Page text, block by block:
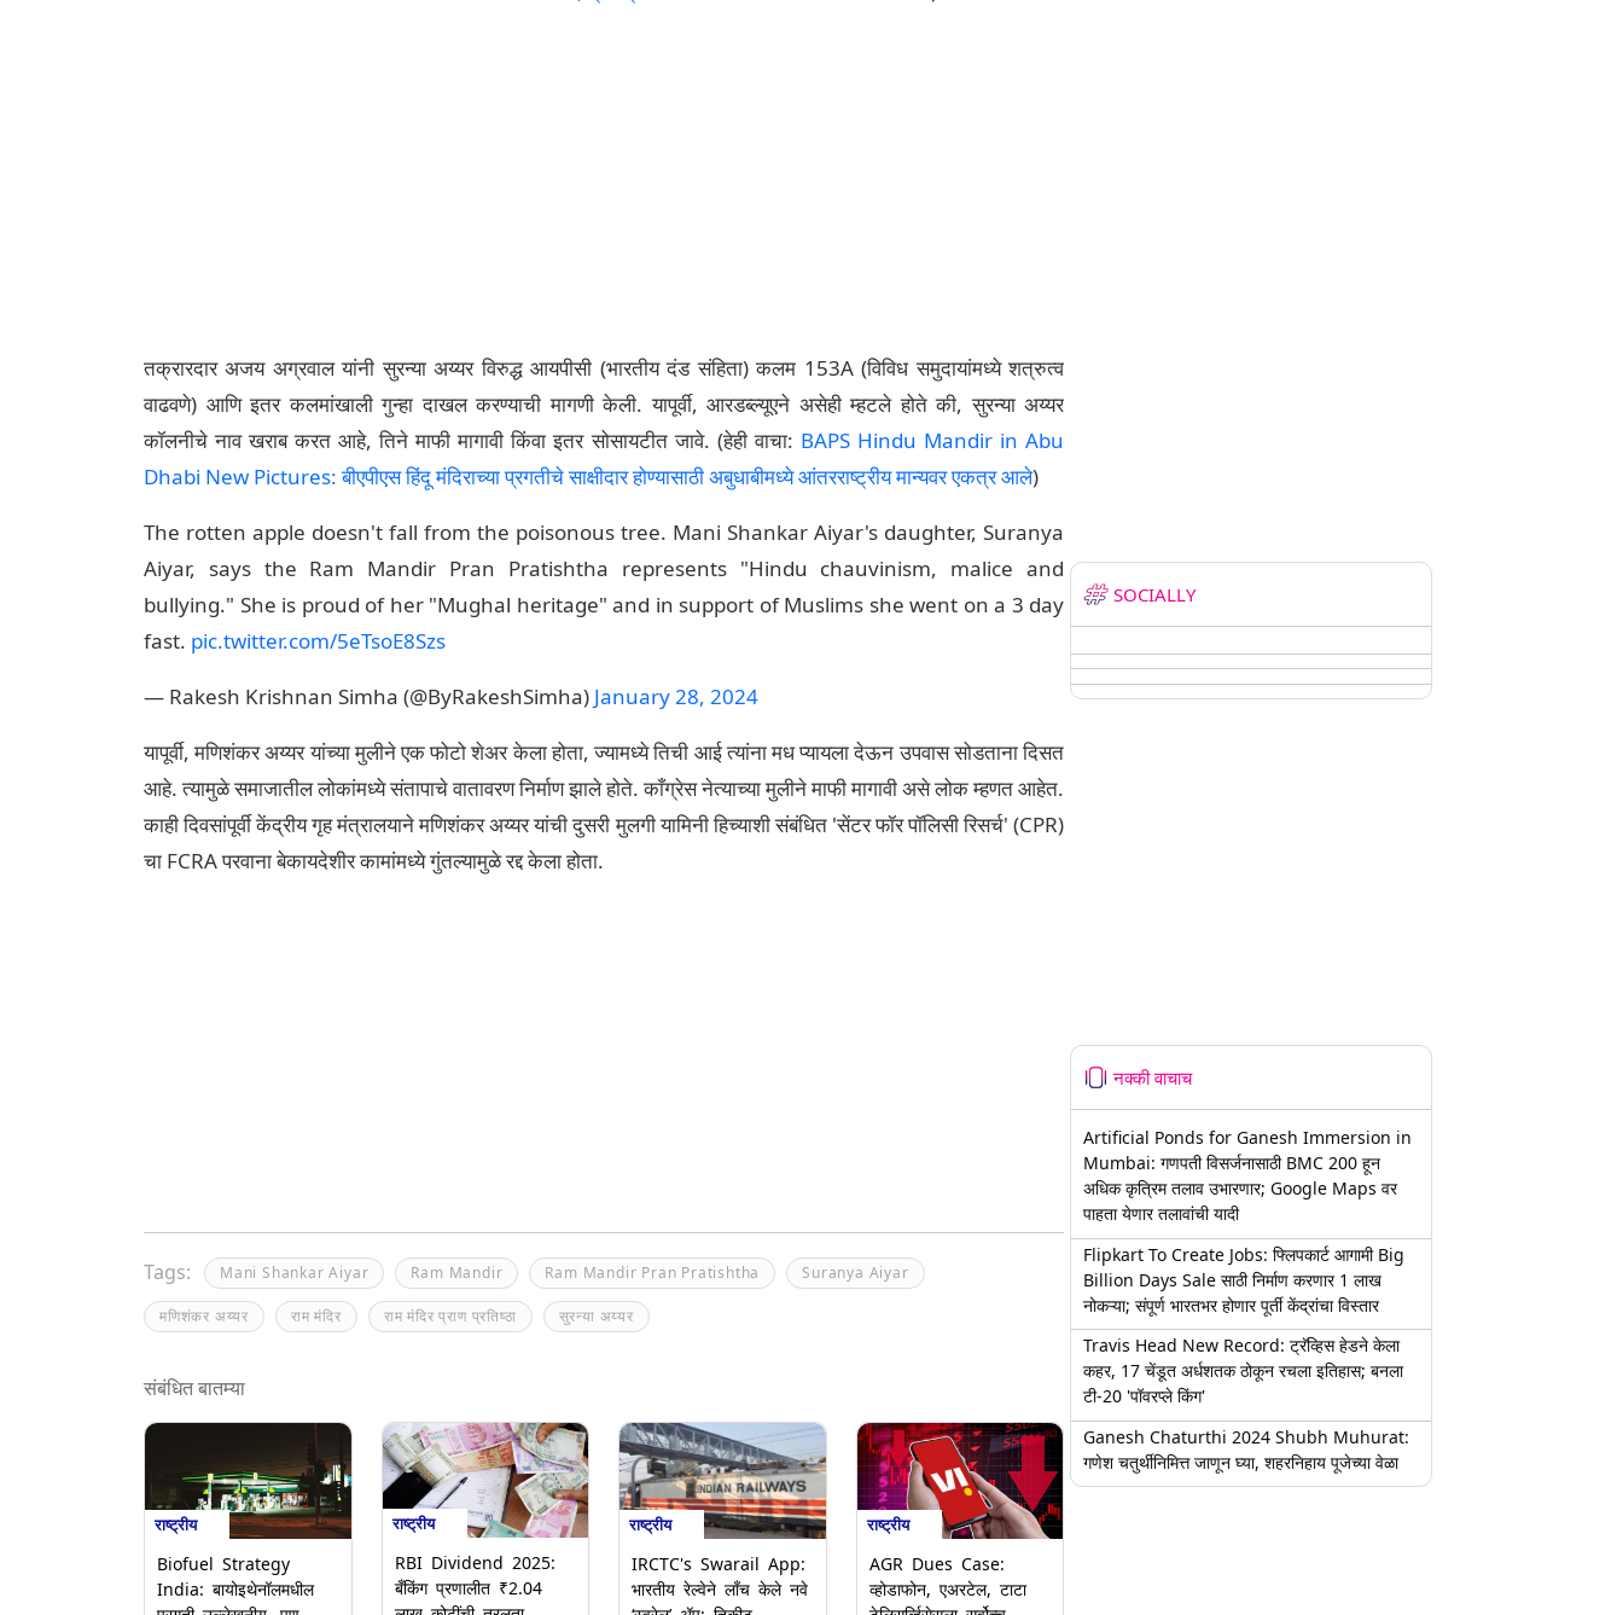
तक्रारदार अजय अग्रवाल यांनी सुरन्या अय्यर विरुद्ध आयपीसी (भारतीय दंड संहिता) कलम 153A (विविध समुदायांमध्ये शत्रुत्व
वाढवणे) आणि इतर कलमांखाली गुन्हा दाखल करण्याची मागणी केली. यापूर्वी, आरडब्ल्यूएने असेही म्हटले होते की, सुरन्या अय्यर
कॉलनीचे नाव खराब करत आहे, तिने माफी मागावी किंवा इतर सोसायटीत जावे. (हेही वाचा: BAPS Hindu Mandir in Abu
Dhabi New Pictures: बीएपीएस हिंदू मंदिराच्या प्रगतीचे साक्षीदार होण्यासाठी अबुधाबीमध्ये आंतरराष्ट्रीय मान्यवर एकत्र आले)
The rotten apple doesn't fall from the poisonous tree. Mani Shankar Aiyar's daughter, Suranya
Aiyar, says the Ram Mandir Pran Pratishtha represents "Hindu chauvinism, malice and
bullying." She is proud of her "Mughal heritage" and in support of Muslims she went on a 3 day
fast. pic.twitter.com/5eTsoE8Szs
— Rakesh Krishnan Simha (@ByRakeshSimha) January 28, 2024
यापूर्वी, मणिशंकर अय्यर यांच्या मुलीने एक फोटो शेअर केला होता, ज्यामध्ये तिची आई त्यांना मध प्यायला देऊन उपवास सोडताना दिसत
आहे. त्यामुळे समाजातील लोकांमध्ये संतापाचे वातावरण निर्माण झाले होते. काँग्रेस नेत्याच्या मुलीने माफी मागावी असे लोक म्हणत आहेत.
काही दिवसांपूर्वी केंद्रीय गृह मंत्रालयाने मणिशंकर अय्यर यांची दुसरी मुलगी यामिनी हिच्याशी संबंधित 'सेंटर फॉर पॉलिसी रिसर्च' (CPR)
चा FCRA परवाना बेकायदेशीर कामांमध्ये गुंतल्यामुळे रद्द केला होता.
Tags: Mani Shankar Aiyar Ram Mandir Ram Mandir Pran Pratishtha Suranya Aiyar
मणिशंकर अय्यर राम मंदिर राम मंदिर प्राण प्रतिष्ठा सुरन्या अय्यर
संबंधित बातम्या
राष्ट्रीय
Biofuel Strategy
India: बायोइथेनॉलमधील
राष्ट्रीय
RBI Dividend 2025:
बँकिंग प्रणालीत ₹2.04
राष्ट्रीय
IRCTC's Swarail App:
भारतीय रेल्वेने लाँच केले नवे
राष्ट्रीय
AGR Dues Case:
व्होडाफोन, एअरटेल, टाटा
SOCIALLY
नक्की वाचाच
Artificial Ponds for Ganesh Immersion in
Mumbai: गणपती विसर्जनासाठी BMC 200 हून
अधिक कृत्रिम तलाव उभारणार; Google Maps वर
पाहता येणार तलावांची यादी
Flipkart To Create Jobs: फ्लिपकार्ट आगामी Big
Billion Days Sale साठी निर्माण करणार 1 लाख
नोकऱ्या; संपूर्ण भारतभर होणार पूर्ती केंद्रांचा विस्तार
Travis Head New Record: ट्रॅव्हिस हेडने केला
कहर, 17 चेंडूत अर्धशतक ठोकून रचला इतिहास; बनला
टी-20 'पॉवरप्ले किंग'
Ganesh Chaturthi 2024 Shubh Muhurat:
गणेश चतुर्थीनिमित्त जाणून घ्या, शहरनिहाय पूजेच्या वेळा